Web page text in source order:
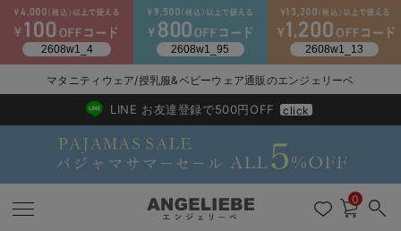
マタニティウェア/授乳服&ベビーウェア通販のエンジェリーベ
2026/NewArrival
送料495円(一部地域を除く) 7,700円以上で送料無料
LINE お友達登録で500円OFF click
0